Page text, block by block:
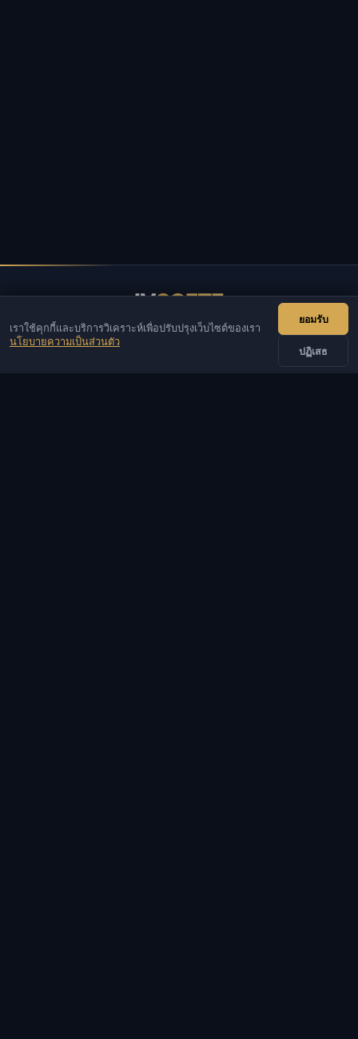
IVSOFTE
IVSOFTE — ร้านซอฟต์แวร์ เราให้บริการติดตั้งและเริ่มต้น
เราใช้คุกกี้และบริการวิเคราะห์เพื่อปรับปรุงเว็บไซต์ของเรา
นโยบายความเป็นส่วนตัว
ยอมรับ
ปฏิเสธ